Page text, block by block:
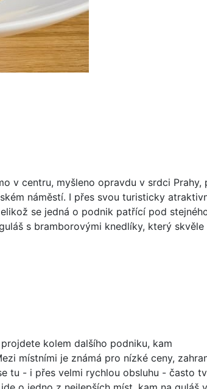
v centru, myšleno opravdu v srdci Prahy,
náměstí. I přes svou turisticky
se jedná o podnik patřící pod
s bramborovými knedlíky, který skvěle
kolem dalšího podniku, kam
místními je známá pro nízké ceny,
tu - i přes velmi rychlou obsluhu - často